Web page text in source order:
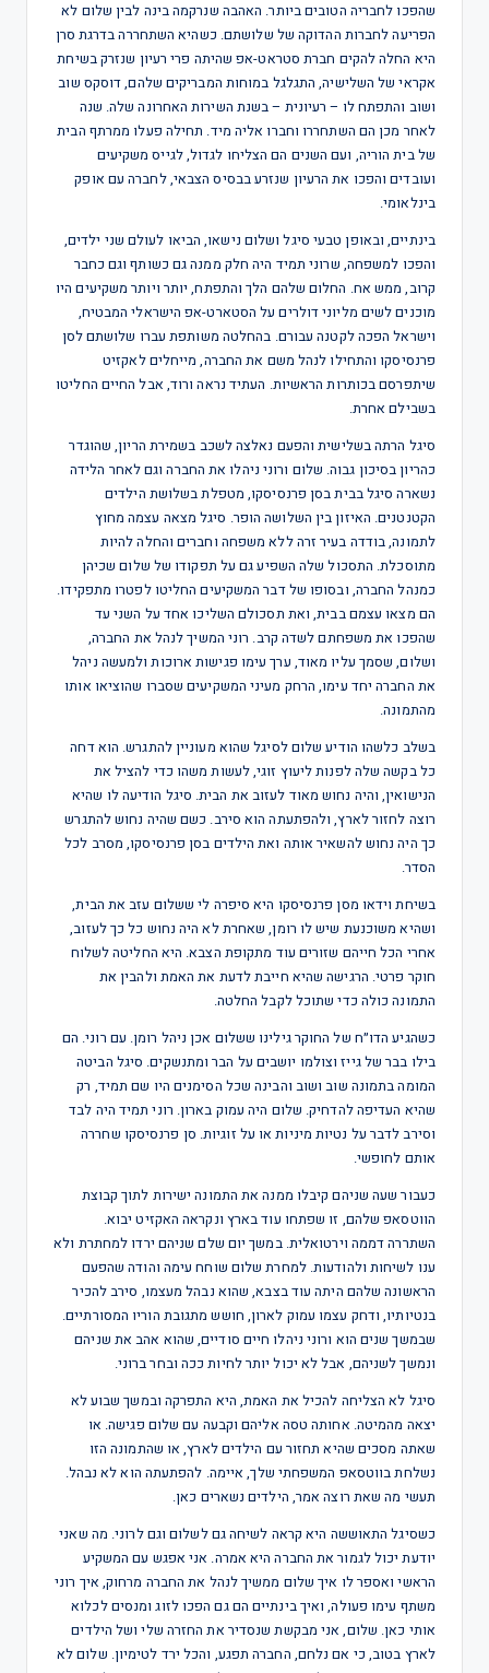
שהפכו לחבריה הטובים ביותר. האהבה שנרקמה בינה לבין שלום לא
הפריעה לחברות ההדוקה של שלושתם. כשהיא השתחררה בדרגת סרן
היא החלה להקים חברת סטראט-אפ שהיתה פרי רעיון שנזרק בשיחת
אקראי של השלישיה, התגלגל במוחות המבריקים שלהם, דוסקס שוב
ושוב והתפתח לו – רעיונית – בשנת השירות האחרונה שלה. שנה
לאחר מכן הם השתחררו וחברו אליה מיד. תחילה פעלו ממרתף הבית
של בית הוריה, ועם השנים הם הצליחו לגדול, לגייס משקיעים
ועובדים והפכו את הרעיון שנזרע בבסיס הצבאי, לחברה עם אופק
בינלאומי.
בינתיים, ובאופן טבעי סיגל ושלום נישאו, הביאו לעולם שני ילדים,
והפכו למשפחה, שרוני תמיד היה חלק ממנה גם כשותף וגם כחבר
קרוב, ממש אח. החלום שלהם הלך והתפתח, יותר ויותר משקיעים היו
מוכנים לשים מליוני דולרים על הסטארט-אפ הישראלי המבטיח,
וישראל הפכה לקטנה עבורם. בהחלטה משותפת עברו שלושתם לסן
פרנסיסקו והתחילו לנהל משם את החברה, מייחלים לאקזיט
שיתפרסם בכותרות הראשיות. העתיד נראה ורוד, אבל החיים החליטו
בשבילם אחרת.
סיגל הרתה בשלישית והפעם נאלצה לשכב בשמירת הריון, שהוגדר
כהריון בסיכון גבוה. שלום ורוני ניהלו את החברה וגם לאחר הלידה
נשארה סיגל בבית בסן פרנסיסקו, מטפלת בשלושת הילדים
הקטנטנים. האיזון בין השלושה הופר. סיגל מצאה עצמה מחוץ
לתמונה, בודדה בעיר זרה ללא משפחה וחברים והחלה להיות
מתוסכלת. התסכול שלה השפיע גם על תפקודו של שלום שכיהן
כמנהל החברה, ובסופו של דבר המשקיעים החליטו לפטרו מתפקידו.
הם מצאו עצמם בבית, ואת תסכולם השליכו אחד על השני עד
שהפכו את משפחתם לשדה קרב. רוני המשיך לנהל את החברה,
ושלום, שסמך עליו מאוד, ערך עימו פגישות ארוכות ולמעשה ניהל
את החברה יחד עימו, הרחק מעיני המשקיעים שסברו שהוציאו אותו
מהתמונה.
בשלב כלשהו הודיע שלום לסיגל שהוא מעוניין להתגרש. הוא דחה
כל בקשה שלה לפנות ליעוץ זוגי, לעשות משהו כדי להציל את
הנישואין, והיה נחוש מאוד לעזוב את הבית. סיגל הודיעה לו שהיא
רוצה לחזור לארץ, ולהפתעתה הוא סירב. כשם שהיה נחוש להתגרש
כך היה נחוש להשאיר אותה ואת הילדים בסן פרנסיסקו, מסרב לכל
הסדר.
בשיחת וידאו מסן פרנסיסקו היא סיפרה לי ששלום עזב את הבית,
ושהיא משוכנעת שיש לו רומן, שאחרת לא היה נחוש כל כך לעזוב,
אחרי הכל חייהם שזורים עוד מתקופת הצבא. היא החליטה לשלוח
חוקר פרטי. הרגישה שהיא חייבת לדעת את האמת ולהבין את
התמונה כולה כדי שתוכל לקבל החלטה.
כשהגיע הדו״ח של החוקר גילינו ששלום אכן ניהל רומן. עם רוני. הם
בילו בבר של גייז וצולמו יושבים על הבר ומתנשקים. סיגל הביטה
המומה בתמונה שוב ושוב והבינה שכל הסימנים היו שם תמיד, רק
שהיא העדיפה להדחיק. שלום היה עמוק בארון. רוני תמיד היה לבד
וסירב לדבר על נטיות מיניות או על זוגיות. סן פרנסיסקו שחררה
אותם לחופשי.
כעבור שעה שניהם קיבלו ממנה את התמונה ישירות לתוך קבוצת
הווטסאפ שלהם, זו שפתחו עוד בארץ ונקראה האקזיט יבוא.
השתררה דממה וירטואלית. במשך יום שלם שניהם ירדו למחתרת ולא
ענו לשיחות ולהודעות. למחרת שלום שוחח עימה והודה שהפעם
הראשונה שלהם היתה עוד בצבא, שהוא נבהל מעצמו, סירב להכיר
בנטיותיו, ודחק עצמו עמוק לארון, חושש מתגובת הוריו המסורתיים.
שבמשך שנים הוא ורוני ניהלו חיים סודיים, שהוא אהב את שניהם
ונמשך לשניהם, אבל לא יכול יותר לחיות ככה ובחר ברוני.
סיגל לא הצליחה להכיל את האמת, היא התפרקה ובמשך שבוע לא
יצאה מהמיטה. אחותה טסה אליהם וקבעה עם שלום פגישה. או
שאתה מסכים שהיא תחזור עם הילדים לארץ, או שהתמונה הזו
נשלחת בווטסאפ המשפחתי שלך, איימה. להפתעתה הוא לא נבהל.
תעשי מה שאת רוצה אמר, הילדים נשארים כאן.
כשסיגל התאוששה היא קראה לשיחה גם לשלום וגם לרוני. מה שאני
יודעת יכול לגמור את החברה היא אמרה. אני אפגש עם המשקיע
הראשי ואספר לו איך שלום ממשיך לנהל את החברה מרחוק, איך רוני
משתף עימו פעולה, ואיך בינתיים הם גם הפכו לזוג ומנסים לכלוא
אותי כאן. שלום, אני מבקשת שנסדיר את החזרה שלי ושל הילדים
לארץ בטוב, כי אם נלחם, החברה תפגע, והכל ירד לטימיון. שלום לא